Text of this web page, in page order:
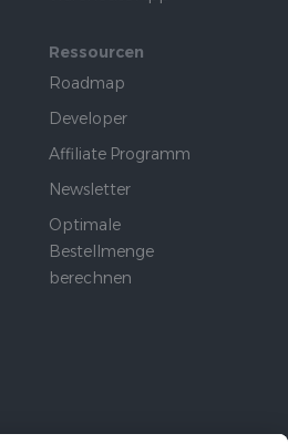
Ressourcen
Roadmap
Developer
Affiliate Programm
Newsletter
Optimale
Bestellmenge
berechnen